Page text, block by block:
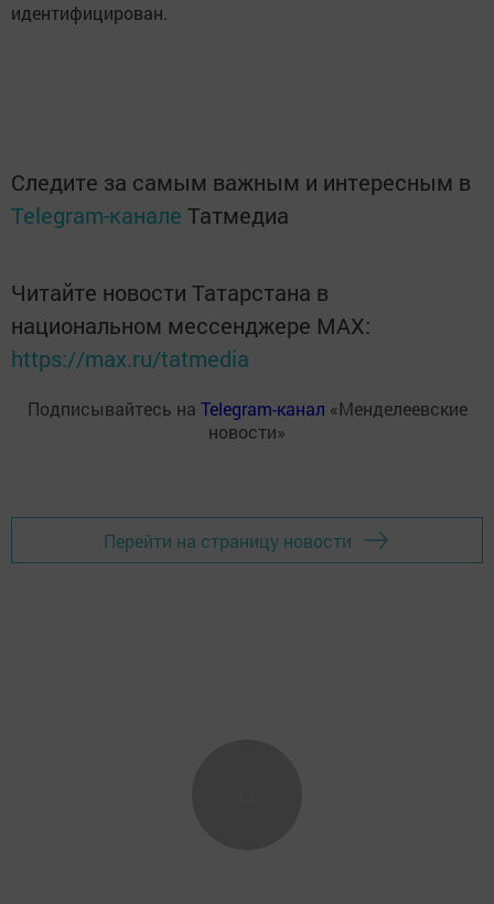
идентифицирован.
Следите за самым важным и интересным в
Telegram-канале Татмедиа
Читайте новости Татарстана в
национальном мессенджере MАХ:
https://max.ru/tatmedia
Подписывайтесь на Telegram-канал «Менделеевские
новости»
Перейти на страницу новости